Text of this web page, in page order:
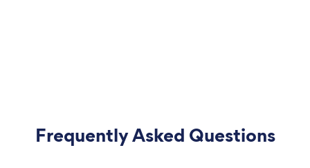
Frequently Asked Questions